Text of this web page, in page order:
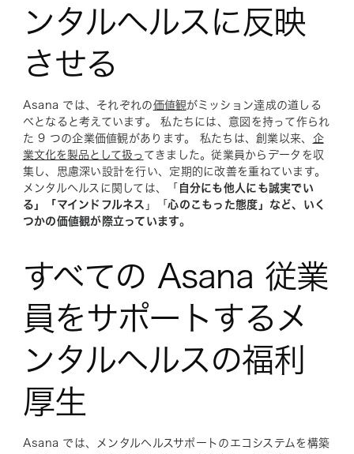
ンタルヘルスに反映
させる
Asana では、それぞれの価値観がミッション達成の道しる
べとなると考えています。 私たちには、意図を持って作られ
た 9 つの企業価値観があります。 私たちは、創業以来、 企
業文化を製品として扱っ てきました。従業員からデータを収
集し、思慮深い設計を行い、定期的に改善を重ねています。
メンタルヘルスに関しては、「 自分にも他人にも誠実でい
る」「マインドフルネス 」「心のこもった態度」など、いく
つかの価値観が際立っています。
すべての Asana 従業
員をサポートするメ
ンタルヘルスの福利
厚生
Asana では、メンタルヘルスサポートのエコシステムを構築